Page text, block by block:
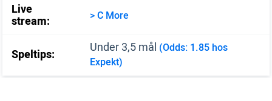
Live
stream: > C More
Speltips: Under 3,5 mål (Odds: 1.85 hos
Expekt)